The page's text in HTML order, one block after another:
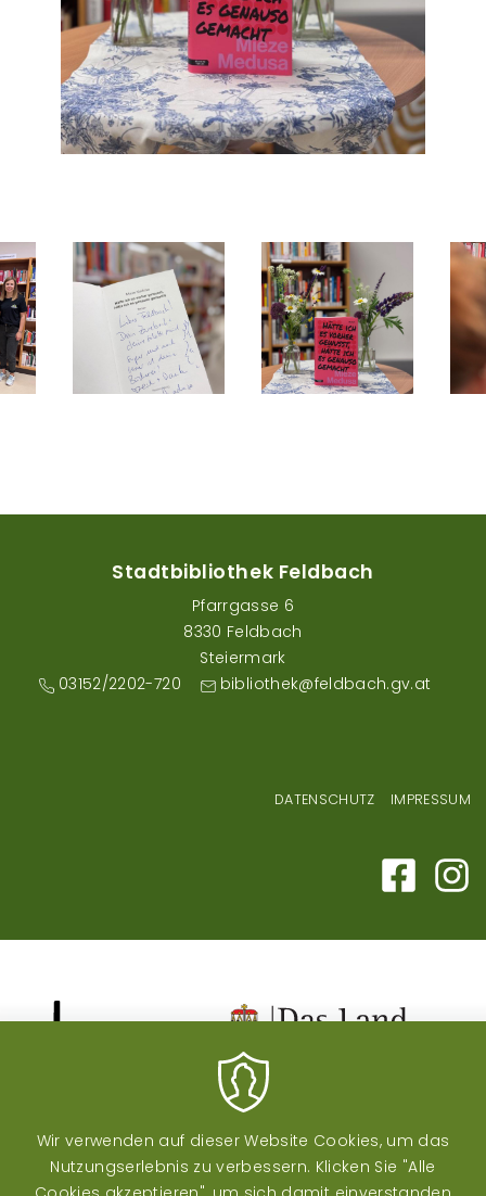
Stadtbibliothek Feldbach
Pfarrgasse 6
8330 Feldbach
Steiermark
03152/2202-720
bibliothek@feldbach.gv.at
DATENSCHUTZ IMPRESSUM
Image
Wir verwenden auf dieser Website Cookies, um das
Nutzungserlebnis zu verbessern. Klicken Sie "Alle